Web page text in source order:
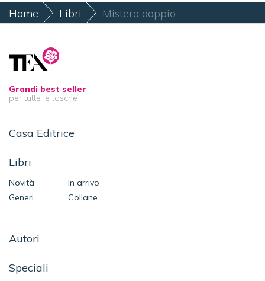
Home Libri Mistero doppio
Grandi best seller
per tutte le tasche
Casa Editrice
Libri
Novità
In arrivo
Generi
Collane
Autori
Speciali